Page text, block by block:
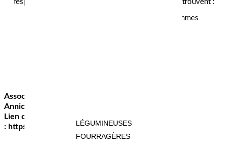
LÉGUMINEUSES
FOURRAGÈRES
respectant au plus près leur vraie nature et qu’ils retrouvent :
plutôt que faire-valoir des hommes
Association IDAHO:
Annick BOULLAIS – 76510 RICARVILLE DU VAL.
Lien du forum de l’association
: https://chevauxdidaho.forumactif.com/forum